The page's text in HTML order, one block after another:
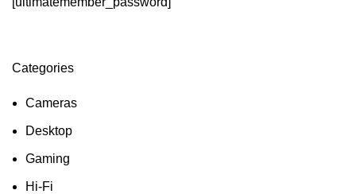
Categories
Cameras
Desktop
Gaming
Hi-Fi